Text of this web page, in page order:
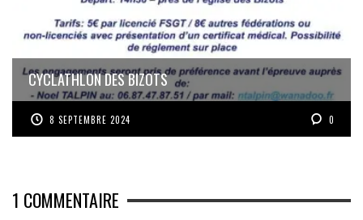
CYCLATHLON DES BIZOTS
8 SEPTEMBRE 2024 0
1 COMMENTAIRE